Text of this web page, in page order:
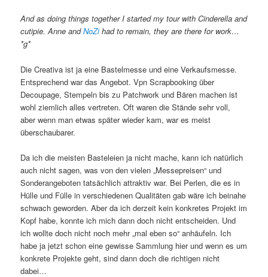
And as doing things together I started my tour with Cinderella and
cutipie. Anne andNoZihad to remain, they are there for work…
*g*
Die Creativa ist ja eine Bastelmesse und eine Verkaufsmesse.
Entsprechend war das Angebot. Vpn Scrapbooking über
Decoupage, Stempeln bis zu Patchwork und Bären machen ist
wohl ziemlich alles vertreten. Oft waren die Stände sehr voll,
aber wenn man etwas später wieder kam, war es meist
überschaubarer.
Da ich die meisten Basteleien ja nicht mache, kann ich natürlich
auch nicht sagen, was von den vielen „Messepreisen“ und
Sonderangeboten tatsächlich attraktiv war. Bei Perlen, die es in
Hülle und Fülle in verschiedenen Qualitäten gab wäre ich beinahe
schwach geworden. Aber da ich derzeit kein konkretes Projekt im
Kopf habe, konnte ich mich dann doch nicht entscheiden. Und
ich wollte doch nicht noch mehr „mal eben so“ anhäufeln. Ich
habe ja jetzt schon eine gewisse Sammlung hier und wenn es um
konkrete Projekte geht, sind dann doch die richtigen nicht
dabei…